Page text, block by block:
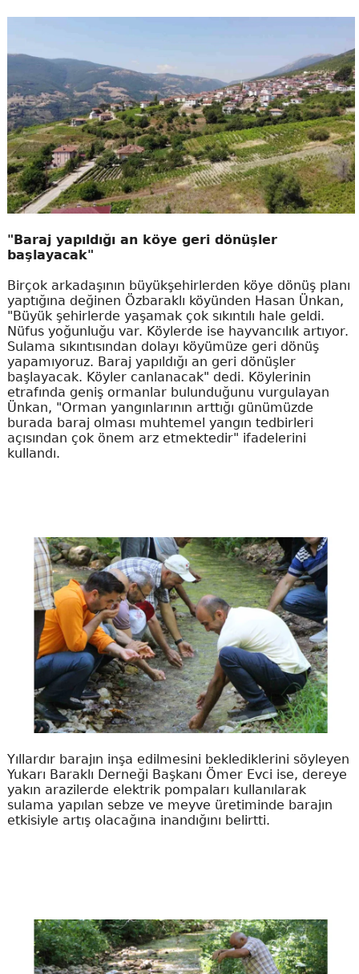
"Baraj yapıldığı an köye geri dönüşler
başlayacak"
Birçok arkadaşının büyükşehirlerden köye dönüş planı
yaptığına değinen Özbaraklı köyünden Hasan Ünkan,
"Büyük şehirlerde yaşamak çok sıkıntılı hale geldi.
Nüfus yoğunluğu var. Köylerde ise hayvancılık artıyor.
Sulama sıkıntısından dolayı köyümüze geri dönüş
yapamıyoruz. Baraj yapıldığı an geri dönüşler
başlayacak. Köyler canlanacak" dedi. Köylerinin
etrafında geniş ormanlar bulunduğunu vurgulayan
Ünkan, "Orman yangınlarının arttığı günümüzde
burada baraj olması muhtemel yangın tedbirleri
açısından çok önem arz etmektedir" ifadelerini
kullandı.
Yıllardır barajın inşa edilmesini beklediklerini söyleyen
Yukarı Baraklı Derneği Başkanı Ömer Evci ise, dereye
yakın arazilerde elektrik pompaları kullanılarak
sulama yapılan sebze ve meyve üretiminde barajın
etkisiyle artış olacağına inandığını belirtti.